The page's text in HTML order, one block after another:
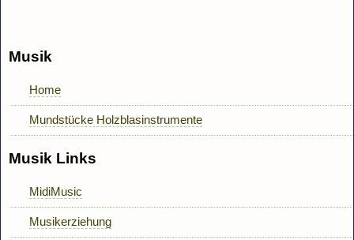
Musik
Home
Mundstücke Holzblasinstrumente
Musik Links
MidiMusic
Musikerziehung